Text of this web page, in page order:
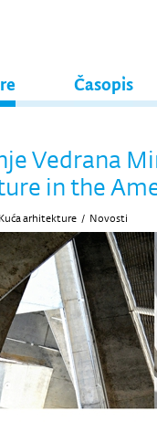
Časopis
Vedrana
in the
Kuća arhitekture / Novosti